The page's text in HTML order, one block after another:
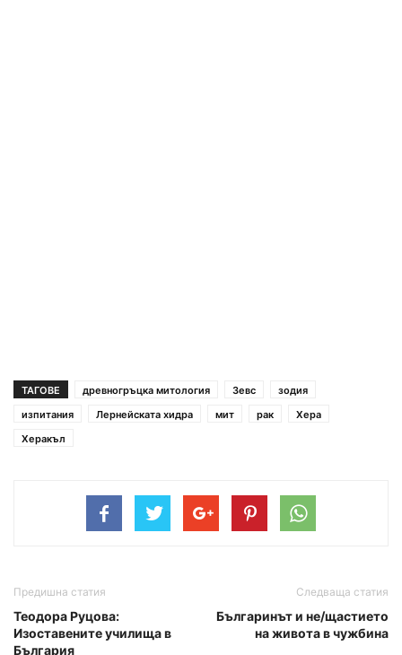
ТАГОВЕ древногръцка митология Зевс
зодия
изпитания
Лернейската хидра мит рак
Хера
Херакъл
Предишна статия
Теодора Руцова:
Изоставените училища в
България
Следваща статия
Българинът и не/щастието
на живота в чужбина